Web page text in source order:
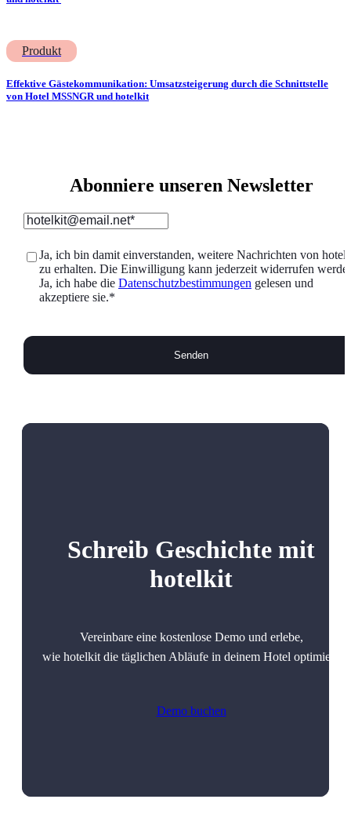
Produkt
Effektive Gästekommunikation: Umsatzsteigerung durch die Schnittstelle
von Hotel MSSNGR und hotelkit
Abonniere unseren Newsletter
Ja, ich bin damit einverstanden, weitere Nachrichten von
zu erhalten. Die Einwilligung kann jederzeit widerrufen
Ja, ich habe die Datenschutzbestimmungen gelesen und
akzeptiere sie.*
Schreib Geschichte mit
hotelkit
Vereinbare eine kostenlose Demo und erlebe,
wie hotelkit die täglichen Abläufe in deinem Hotel optimiert.
Demo buchen